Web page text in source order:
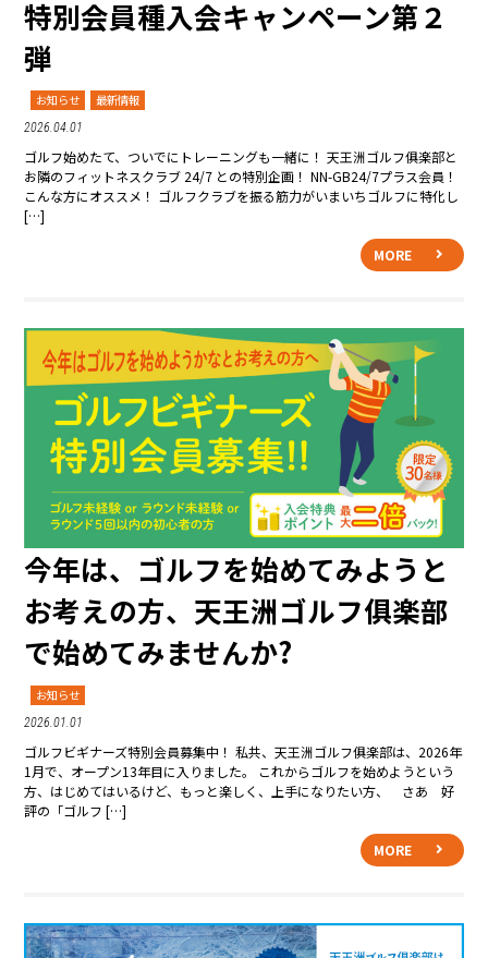
特別会員種入会キャンペーン第２
弾
お知らせ 最新情報
2026.04.01
ゴルフ始めたて、ついでにトレーニングも一緒に！ 天王洲ゴルフ俱楽部と
お隣のフィットネスクラブ 24/7 との特別企画！ NN-GB24/7プラス会員！
こんな方にオススメ！ ゴルフクラブを振る筋力がいまいちゴルフに特化し
[…]
MORE
今年は、ゴルフを始めてみようと
お考えの方、天王洲ゴルフ俱楽部
で始めてみませんか?
お知らせ
2026.01.01
ゴルフビギナーズ特別会員募集中！ 私共、天王洲ゴルフ俱楽部は、2026年
1月で、オープン13年目に入りました。 これからゴルフを始めようという
方、はじめてはいるけど、もっと楽しく、上手になりたい方、 さあ 好
評の「ゴルフ […]
MORE